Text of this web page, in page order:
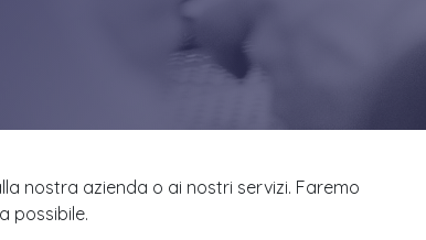
nostra azienda o ai nostri servizi. Faremo
possibile.